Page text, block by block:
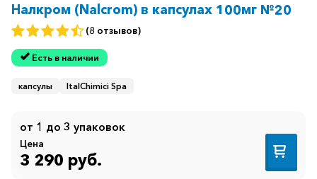
Налкром (Nalcrom) в капсулах 100мг №20
(8 отзывов)
Есть в наличии
капсулы ItalChimici Spa
от 1 до 3 упаковок
Цена
3 290 руб.